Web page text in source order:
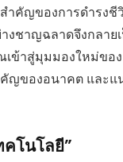
ำคัญของการดำรง
งชาญฉลาดจึงกลา
ข้าสู่มุมมองใหม่ขอ
ญของอนาคต และแ
โนโลยี”